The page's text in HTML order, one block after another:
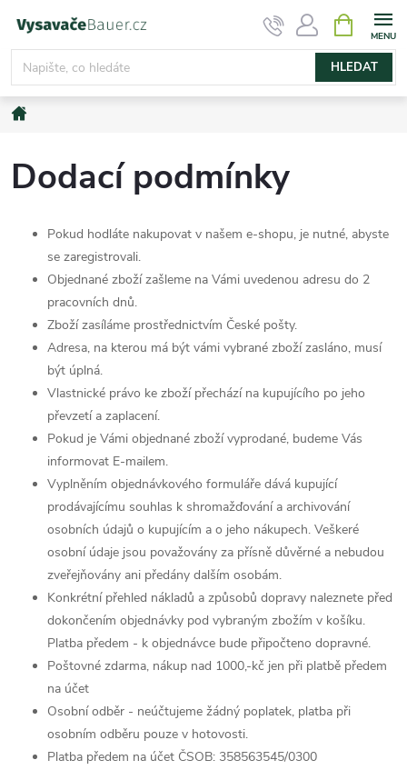
obsah
HLEDAT
NÁKUPNÍ
KOŠÍK
Dodací podmínky
Pokud hodláte nakupovat v našem e-shopu, je nutné, abyste
se zaregistrovali.
Objednané zboží zašleme na Vámi uvedenou adresu do 2
pracovních dnů.
Zboží zasíláme prostřednictvím České pošty.
Adresa, na kterou má být vámi vybrané zboží zasláno, musí
být úplná.
Vlastnické právo ke zboží přechází na kupujícího po jeho
převzetí a zaplacení.
Pokud je Vámi objednané zboží vyprodané, budeme Vás
informovat E-mailem.
Vyplněním objednávkového formuláře dává kupující
prodávajícímu souhlas k shromažďování a archivování
osobních údajů o kupujícím a o jeho nákupech. Veškeré
osobní údaje jsou považovány za přísně důvěrné a nebudou
zveřejňovány ani předány dalším osobám.
Konkrétní přehled nákladů a způsobů dopravy naleznete před
dokončením objednávky pod vybraným zbožím v košíku.
Platba předem - k objednávce bude připočteno dopravné.
Poštovné zdarma, nákup nad 1000,-kč jen při platbě předem
na účet
Osobní odběr - neúčtujeme žádný poplatek, platba při
osobním odběru pouze v hotovosti.
Platba předem na účet ČSOB: 358563545/0300